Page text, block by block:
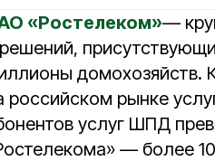
«Ростелеком»—
домохозяйств.
российском рынке
услуг ШПД
— более